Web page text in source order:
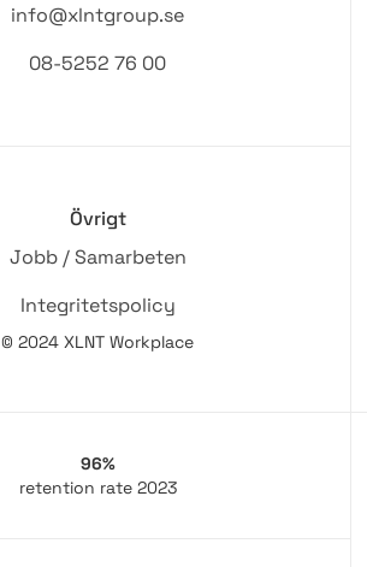
info@xlntgroup.se
08-5252 76 00
Övrigt
Jobb / Samarbeten
Integritetspolicy
© 2024 XLNT Workplace
96%
retention rate 2023